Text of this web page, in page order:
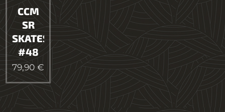
CCM
SR
SKATES
#48
79,90 €